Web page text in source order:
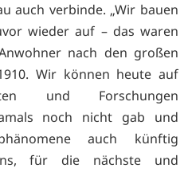
auch verbinde. „Wir bauen
wieder auf – das waren
nach den großen
Wir können heute auf
und Forschungen
noch nicht gab und
auch künftig
für die nächste und